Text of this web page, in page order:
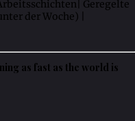
Geregelte
der Woche) |
as fast as the world is